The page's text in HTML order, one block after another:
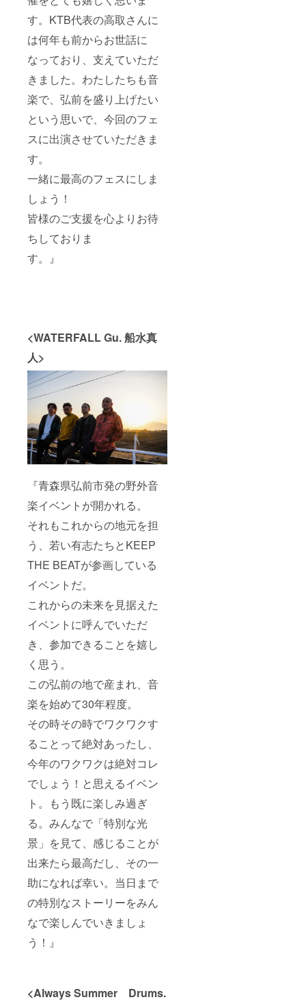
す。KTB代表の高取さんに
は何年も前からお世話に
なっており、支えていただ
きました。わたしたちも音
楽で、弘前を盛り上げたい
という思いで、今回のフェ
スに出演させていただきま
す。
一緒に最高のフェスにしま
しょう！
皆様のご支援を心よりお待
ちしておりま
す。』
<WATERFALL Gu. 船水真
人>
『青森県弘前市発の野外音
楽イベントが開かれる。
それもこれからの地元を担
う、若い有志たちとKEEP
THE BEATが参画している
イベントだ。
これからの未来を見据えた
イベントに呼んでいただ
き、参加できることを嬉し
く思う。
この弘前の地で産まれ、音
楽を始めて30年程度。
その時その時でワクワクす
ることって絶対あったし、
今年のワクワクは絶対コレ
でしょう！と思えるイベン
ト。もう既に楽しみ過ぎ
る。みんなで「特別な光
景」を見て、感じることが
出来たら最高だし、その一
助になれば幸い。当日まで
の特別なストーリーをみん
なで楽しんでいきましょ
う！』
<Always Summer Drums.